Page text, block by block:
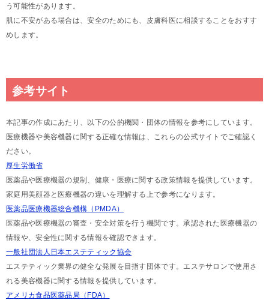
う可能性があります。
肌に不安がある場合は、安全のためにも、皮膚科医に相談することをおすす
めします。
参考サイト
本記事の作成にあたり、以下の公的機関・団体の情報を参考にしています。
医療機器や美容機器に関する正確な情報は、これらの公式サイトでご確認く
ださい。
厚生労働省
医薬品や医療機器の規制、健康・医療に関する政策情報を提供しています。
家庭用美顔器と医療機器の違いを理解する上で参考になります。
医薬品医療機器総合機構（PMDA）
医薬品や医療機器の審査・安全対策を行う機関です。承認された医療機器の
情報や、安全性に関する情報を確認できます。
一般社団法人日本エステティック協会
エステティック業界の健全な発展を目指す団体です。エステサロンで使用さ
れる美容機器に関する情報を提供しています。
アメリカ食品医薬品局（FDA）